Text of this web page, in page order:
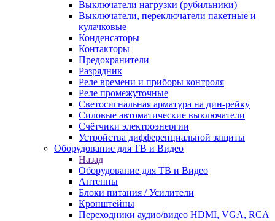
Выключатели нагрузки (рубильники)
Выключатели, переключатели пакетные и
кулачковые
Конденсаторы
Контакторы
Предохранители
Разрядник
Реле времени и приборы контроля
Реле промежуточные
Светосигнальная арматура на дин-рейку
Силовые автоматические выключатели
Счётчики электроэнергии
Устройства дифференциальной защиты
Оборудование для ТВ и Видео
Назад
Оборудование для ТВ и Видео
Антенны
Блоки питания / Усилители
Кронштейны
Переходники аудио/видео HDMI, VGA, RCA